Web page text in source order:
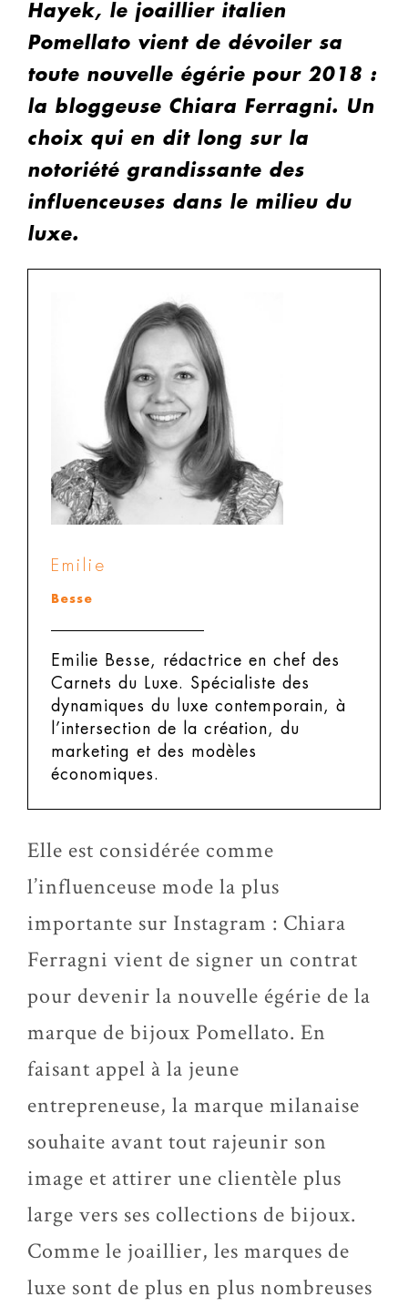
Hayek, le joaillier italien
Pomellato vient de dévoiler sa
toute nouvelle égérie pour 2018 :
la bloggeuse Chiara Ferragni. Un
choix qui en dit long sur la
notoriété grandissante des
influenceuses dans le milieu du
luxe.
Emilie
Besse
Emilie Besse, rédactrice en chef des
Carnets du Luxe.
Spécialiste des
dynamiques du luxe contemporain, à
l’intersection de la création, du
marketing et des modèles
économiques.
Elle est considérée comme
l’influenceuse mode la plus
importante sur Instagram : Chiara
Ferragni vient de signer un contrat
pour devenir la nouvelle égérie de la
marque de bijoux Pomellato. En
faisant appel à la jeune
entrepreneuse, la marque milanaise
souhaite avant tout rajeunir son
image et attirer une clientèle plus
large vers ses collections de bijoux.
Comme le joaillier, les marques de
luxe sont de plus en plus nombreuses